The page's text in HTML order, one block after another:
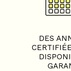
DES